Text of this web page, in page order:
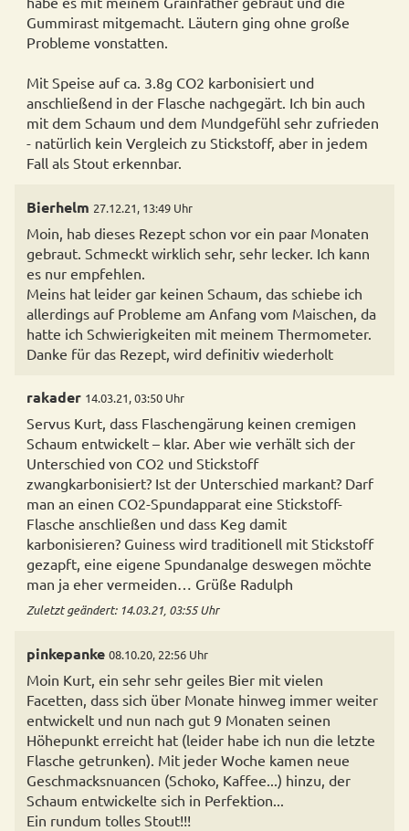
Gummirast mitgemacht. Läutern ging ohne große
Probleme vonstatten.
Mit Speise auf ca. 3.8g CO2 karbonisiert und
anschließend in der Flasche nachgegärt. Ich bin auch
mit dem Schaum und dem Mundgefühl sehr zufrieden
- natürlich kein Vergleich zu Stickstoff, aber in jedem
Fall als Stout erkennbar.
Bierhelm 27.12.21, 13:49 Uhr
Moin, hab dieses Rezept schon vor ein paar Monaten
gebraut. Schmeckt wirklich sehr, sehr lecker. Ich kann
es nur empfehlen.
Meins hat leider gar keinen Schaum, das schiebe ich
allerdings auf Probleme am Anfang vom Maischen, da
hatte ich Schwierigkeiten mit meinem Thermometer.
Danke für das Rezept, wird definitiv wiederholt
rakader 14.03.21, 03:50 Uhr
Servus Kurt, dass Flaschengärung keinen cremigen
Schaum entwickelt – klar. Aber wie verhält sich der
Unterschied von CO2 und Stickstoff
zwangkarbonisiert? Ist der Unterschied markant? Darf
man an einen CO2-Spundapparat eine Stickstoff-
Flasche anschließen und dass Keg damit
karbonisieren? Guiness wird traditionell mit Stickstoff
gezapft, eine eigene Spundanalge deswegen möchte
man ja eher vermeiden… Grüße Radulph
Zuletzt geändert: 14.03.21, 03:55 Uhr
pinkepanke 08.10.20, 22:56 Uhr
Moin Kurt, ein sehr sehr geiles Bier mit vielen
Facetten, dass sich über Monate hinweg immer weiter
entwickelt und nun nach gut 9 Monaten seinen
Höhepunkt erreicht hat (leider habe ich nun die letzte
Flasche getrunken). Mit jeder Woche kamen neue
Geschmacksnuancen (Schoko, Kaffee...) hinzu, der
Schaum entwickelte sich in Perfektion...
Ein rundum tolles Stout!!!